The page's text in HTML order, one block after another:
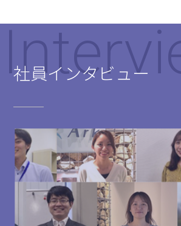
社員インタビュー